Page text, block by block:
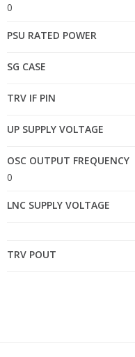
0
PSU RATED POWER
SG CASE
TRV IF PIN
UP SUPPLY VOLTAGE
OSC OUTPUT FREQUENCY
0
LNC SUPPLY VOLTAGE
TRV POUT